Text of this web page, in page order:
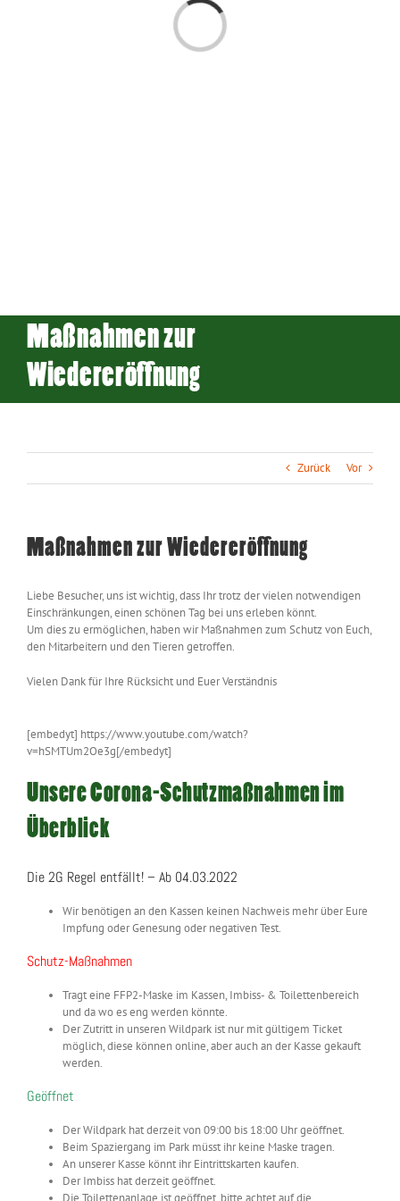
Laden...
Maßnahmen zur
Wiedereröffnung
Zurück Vor
Maßnahmen zur Wiedereröffnung
Liebe Besucher, uns ist wichtig, dass Ihr trotz der vielen notwendigen
Einschränkungen, einen schönen Tag bei uns erleben könnt.
Um dies zu ermöglichen, haben wir Maßnahmen zum Schutz von Euch,
den Mitarbeitern und den Tieren getroffen.
Vielen Dank für Ihre Rücksicht und Euer Verständnis
[embedyt] https://www.youtube.com/watch?
v=hSMTUm2Oe3g[/embedyt]
Unsere Corona-Schutzmaßnahmen im
Überblick
Die 2G Regel entfällt! – Ab 04.03.2022
Wir benötigen an den Kassen keinen Nachweis mehr über Eure
Impfung oder Genesung oder negativen Test.
Schutz-Maßnahmen
Tragt eine FFP2-Maske im Kassen, Imbiss- & Toilettenbereich
und da wo es eng werden könnte.
Der Zutritt in unseren Wildpark ist nur mit gültigem Ticket
möglich, diese können online, aber auch an der Kasse gekauft
werden.
Geöffnet
Der Wildpark hat derzeit von09:00 bis 18:00 Uhrgeöffnet.
Beim Spaziergang im Park müsst ihr keine Maske tragen.
An unserer Kasse könnt ihr Eintrittskarten kaufen.
DerImbiss hat derzeit geöffnet.
Die Toilettenanlage ist geöffnet, bitte achtet auf die